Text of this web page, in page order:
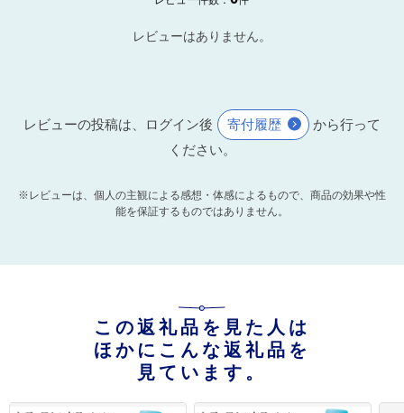
レビューはありません。
レビューの投稿は、ログイン後 寄付履歴
から行って
ください。
※レビューは、個人の主観による感想・体感によるもので、商品の効果や性
能を保証するものではありません。
この返礼品を見た人は
ほかにこんな返礼品を
見ています。